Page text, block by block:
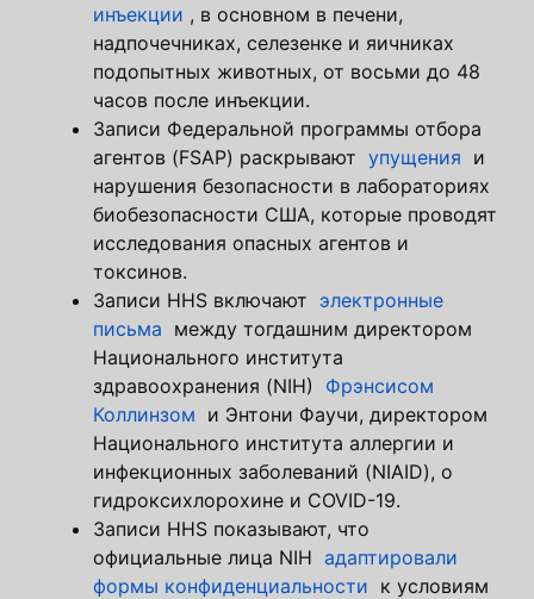
инъекции , в основном в печени,
надпочечниках, селезенке и яичниках
подопытных животных, от восьми до 48
часов после инъекции.
Записи Федеральной программы отбора
агентов (FSAP) раскрывают упущения и
нарушения безопасности в лабораториях
биобезопасности США, которые проводят
исследования опасных агентов и
токсинов.
Записи HHS включают электронные
письма между тогдашним директором
Национального института
здравоохранения (NIH) Фрэнсисом
Коллинзом и Энтони Фаучи, директором
Национального института аллергии и
инфекционных заболеваний (NIAID), о
гидроксихлорохине и COVID-19.
Записи HHS показывают, что
официальные лица NIH адаптировали
формы конфиденциальности к условиям